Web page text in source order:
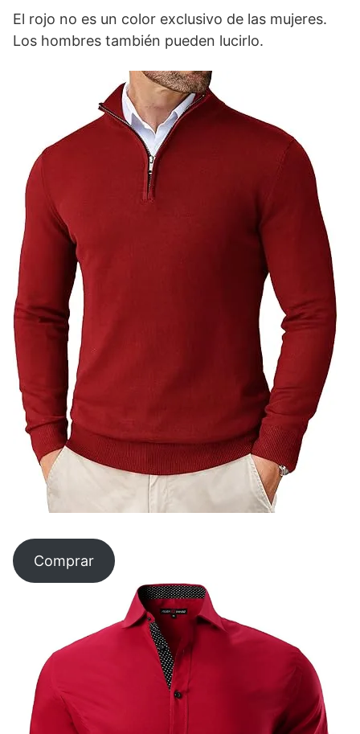
El rojo no es un color exclusivo de las mujeres.
Los hombres también pueden lucirlo.
Comprar